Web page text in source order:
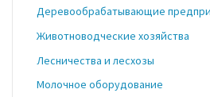
Деревообрабатывающие
Животноводческие хозяйства
Лесничества и лесхозы
Молочное оборудование